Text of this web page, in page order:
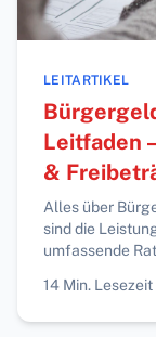
LEITARTIKEL
Leitfaden
&
Alles über
sind die
umfassende
14 Min. Lesezeit